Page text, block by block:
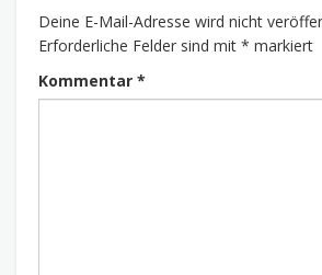
Deine E-Mail-Adresse wird nicht
Erforderliche Felder sind mit * markiert
Kommentar *